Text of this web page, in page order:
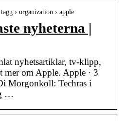
› organization › apple
nyheterna |
nyhetsartiklar, tv-klipp,
om Apple. Apple · 3
Morgonkoll: Techras i
…